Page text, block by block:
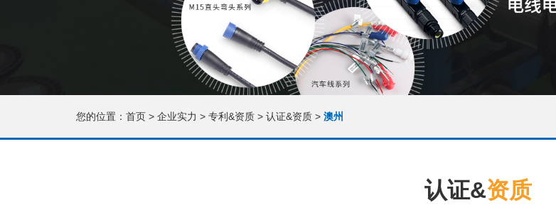
您的位置： 首页 > 企业实力 > 专利&资质 > 认证&资质 > 澳州
认证&资质